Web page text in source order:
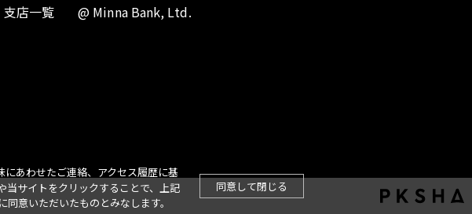
店一覧 @ Minna Bank, Ltd.
あわせたご連絡、アクセス履歴に基
当サイトをクリックすることで、上記
意いただいたものとみなします。
同意して閉じる